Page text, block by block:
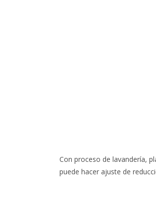
Con proceso de lavandería,
puede hacer ajuste de